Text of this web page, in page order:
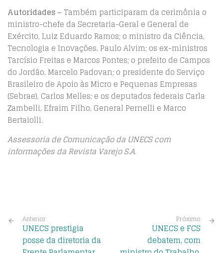
Autoridades – Também participaram da cerimônia o
ministro-chefe da Secretaria-Geral e General de
Exército, Luiz Eduardo Ramos; o ministro da Ciência,
Tecnologia e Inovações, Paulo Alvim; os ex-ministros
Tarcísio Freitas e Marcos Pontes; o prefeito de Campos
do Jordão, Marcelo Padovan; o presidente do Serviço
Brasileiro de Apoio às Micro e Pequenas Empresas
(Sebrae), Carlos Melles; e os deputados federais Carla
Zambelli, Efraim Filho, General Pernelli e Marco
Bertaiolli.
Assessoria de Comunicação da UNECS com
informações da Revista Varejo S.A.
Anterior
UNECS prestigia
posse da diretoria da
Próximo
UNECS e FCS
debatem, com